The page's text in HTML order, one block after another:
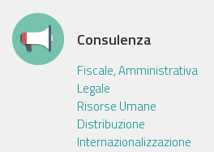
Consulenza
Fiscale, Amministrativa
Legale
Risorse Umane
Distribuzione
Internazionalizzazione